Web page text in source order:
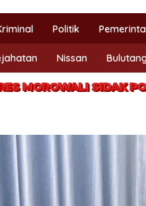
Politik
Nissan
MOROWALI SIDAK